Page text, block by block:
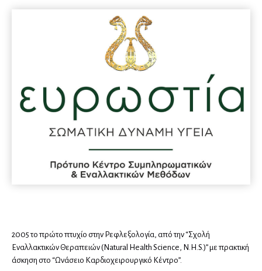
Γναθοπροσωπικοί Χειρουργοί
Εμβρυική Ιατρική
Εξωσωματική Γονιμοποίηση
Λαπαροσκοπική Γυναικολογία
Ρομποτική Γυναικολογία
Χειρουργοί μαστού
Δερματολόγοι
2005 το πρώτο πτυχίο στην Ρεφλεξολογία, από την “Σχολή
Εναλλακτικών Θεραπειών (Natural Health Science, N.H.S.)” με πρακτική
άσκηση στο “Ωνάσειο Καρδιοχειρουργικό Κέντρο”.